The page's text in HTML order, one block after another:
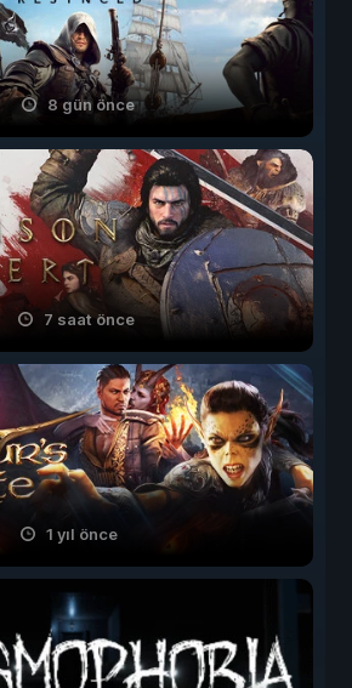
8 gün önce
7 saat önce
1 yıl önce